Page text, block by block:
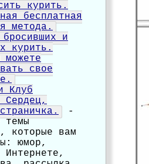
курить.
бесплатная
метода.
бросивших и
курить.
можете
свое
Клуб
Сердец,
-
темы
которые вам
юмор,
Интернете,